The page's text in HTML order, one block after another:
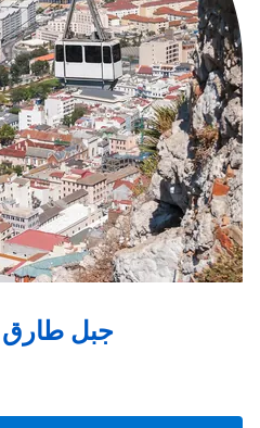
جبل طارق 30 أيام 10غيغابايت